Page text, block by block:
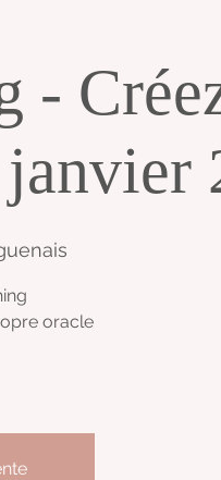
-
oracle